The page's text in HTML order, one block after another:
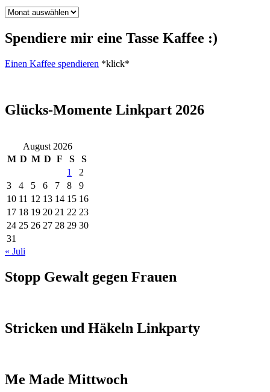
Archiv
Spendiere mir eine Tasse Kaffee :)
Einen Kaffee spendieren *klick*
Glücks-Momente Linkpart 2026
August 2026
M D M D F S
S
1
2
3
4 5 6 7 8
9
10 11 12 13 14 15 16
17 18 19 20 21 22 23
24 25 26 27 28 29 30
31
« Juli
Stopp Gewalt gegen Frauen
Stricken und Häkeln Linkparty
Me Made Mittwoch